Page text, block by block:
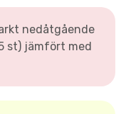
nedåtgående
st) jämfört med